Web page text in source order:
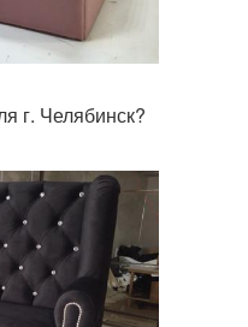
г. Челябинск?